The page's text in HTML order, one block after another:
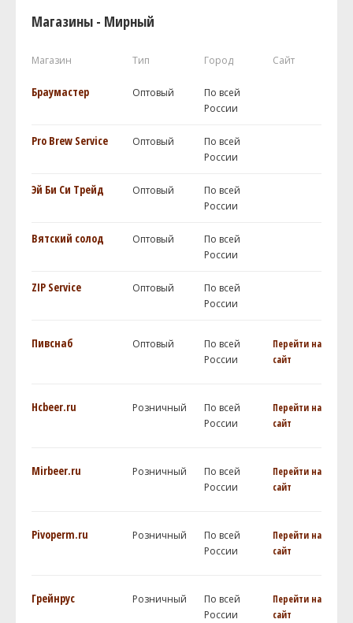
Магазины - Мирный
Магазин Тип Город Сайт
Браумастер Оптовый
По всей
России
Pro Brew Service Оптовый
По всей
России
Эй Би Си Трейд Оптовый
По всей
России
Вятский солод Оптовый
По всей
России
ZIP Service Оптовый
По всей
России
Пивснаб Оптовый
По всей
России
Перейти на
сайт
Hcbeer.ru Розничный
По всей
России
Перейти на
сайт
Mirbeer.ru Розничный
По всей
России
Перейти на
сайт
Pivoperm.ru Розничный
По всей
России
Перейти на
сайт
Грейнрус Розничный
По всей
России
Перейти на
сайт